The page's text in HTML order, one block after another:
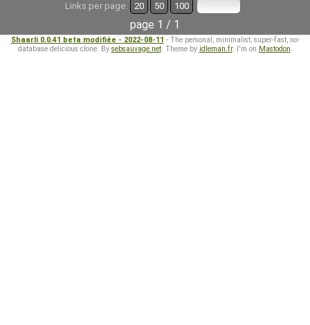
Links per page: 20 50 100
page 1 / 1
Shaarli 0.0.41 beta modifiée - 2022-08-11 - The personal, minimalist, super-fast, no-
database delicious clone. By sebsauvage.net. Theme by idleman.fr. I'm on Mastodon.